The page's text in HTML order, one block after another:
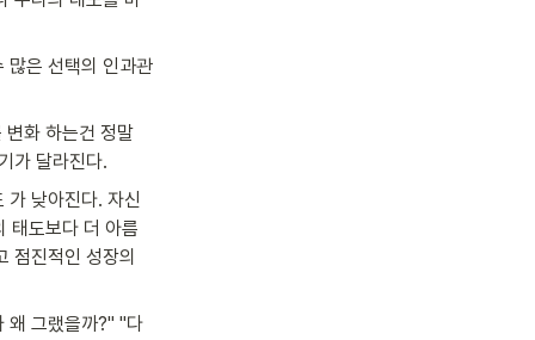
많은 선택의 인과관
변화 하는건 정말
가 달라진다.
가 낮아진다. 자신
태도보다 더 아름
점진적인 성장의
왜 그랬을까?" "다